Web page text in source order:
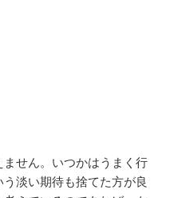
せん。いつかはうまく行
淡い期待も捨てた方が良